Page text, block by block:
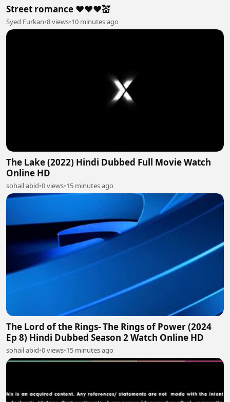
Street romance ❤️❤️❤️💒
Syed Furkan•8 views•10 minutes ago
The Lake (2022) Hindi Dubbed Full Movie Watch
Online HD
sohail abid•0 views•15 minutes ago
The Lord of the Rings- The Rings of Power (2024
Ep 8) Hindi Dubbed Season 2 Watch Online HD
sohail abid•0 views•15 minutes ago